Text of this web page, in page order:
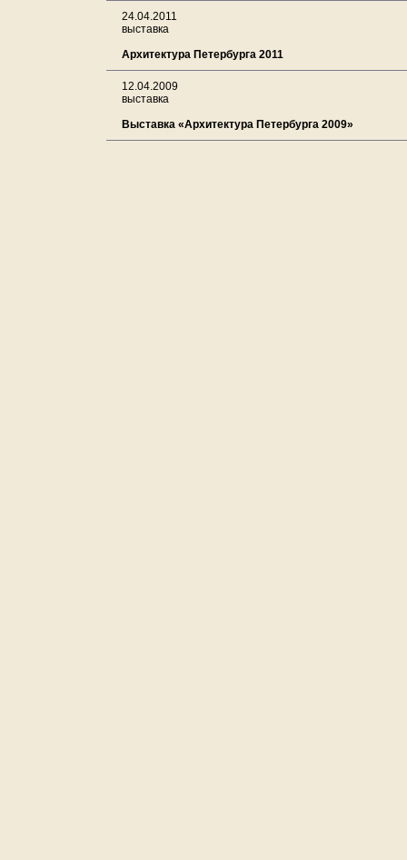
24.04.2011
выставка
Архитектура Петербурга 2011
12.04.2009
выставка
Выставка «Архитектура Петербурга 2009»